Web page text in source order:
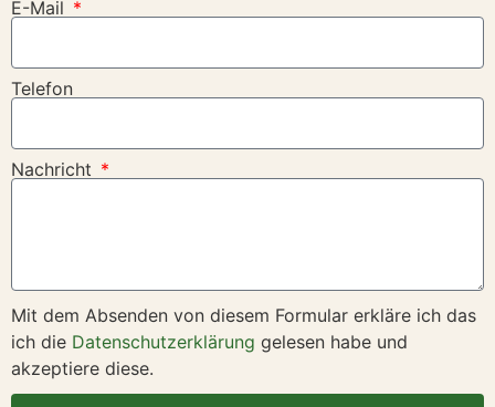
E-Mail
Telefon
Nachricht
Mit dem Absenden von diesem Formular erkläre ich das
ich die Datenschutzerklärung gelesen habe und
akzeptiere diese.